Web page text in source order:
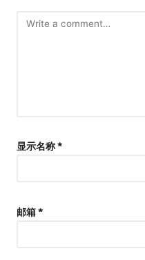
显示名称*
邮箱*